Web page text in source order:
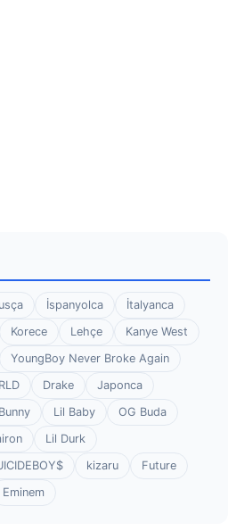
İspanyolca
İtalyanca
Korece Lehçe
Kanye West
YoungBoy Never Broke Again
Drake
Japonca
Lil Baby
OG Buda
Lil Durk
kizaru
Future
Eminem